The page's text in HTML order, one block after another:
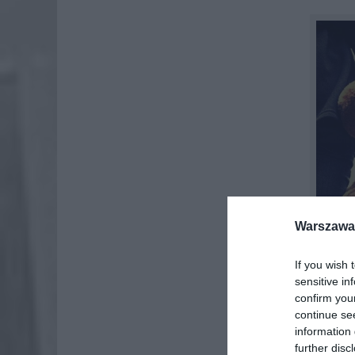
If you wish
sensitive
confirm
continue
information
further